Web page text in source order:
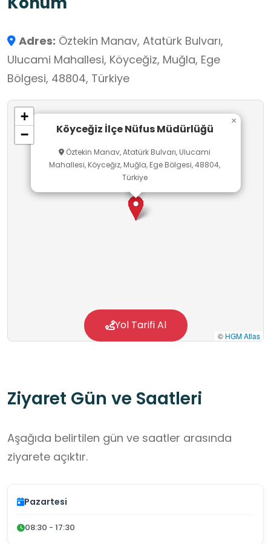
Adres: Öztekin Manav, Atatürk Bulvarı,
Ulucami Mahallesi, Köyceğiz, Muğla, Ege
Bölgesi, 48804, Türkiye
Köyceğiz İlçe Nüfus Müdürlüğü
Öztekin Manav, Atatürk Bulvarı, Ulucami
Mahallesi, Köyceğiz, Muğla, Ege Bölgesi, 48804,
Türkiye
×
+
−
© HGM Atlas
Yol Tarifi Al
Ziyaret Gün ve Saatleri
Aşağıda belirtilen gün ve saatler arasında
ziyarete açıktır.
Pazartesi
08:30 - 17:30